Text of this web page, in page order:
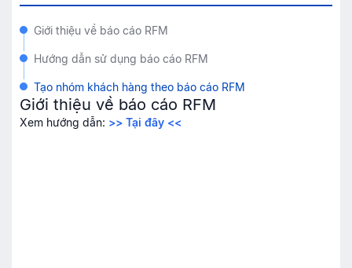
Giới thiệu về báo cáo RFM
Hướng dẫn sử dụng báo cáo RFM
Tạo nhóm khách hàng theo báo cáo RFM
Giới thiệu về báo cáo RFM
Xem hướng dẫn: >> Tại đây <<